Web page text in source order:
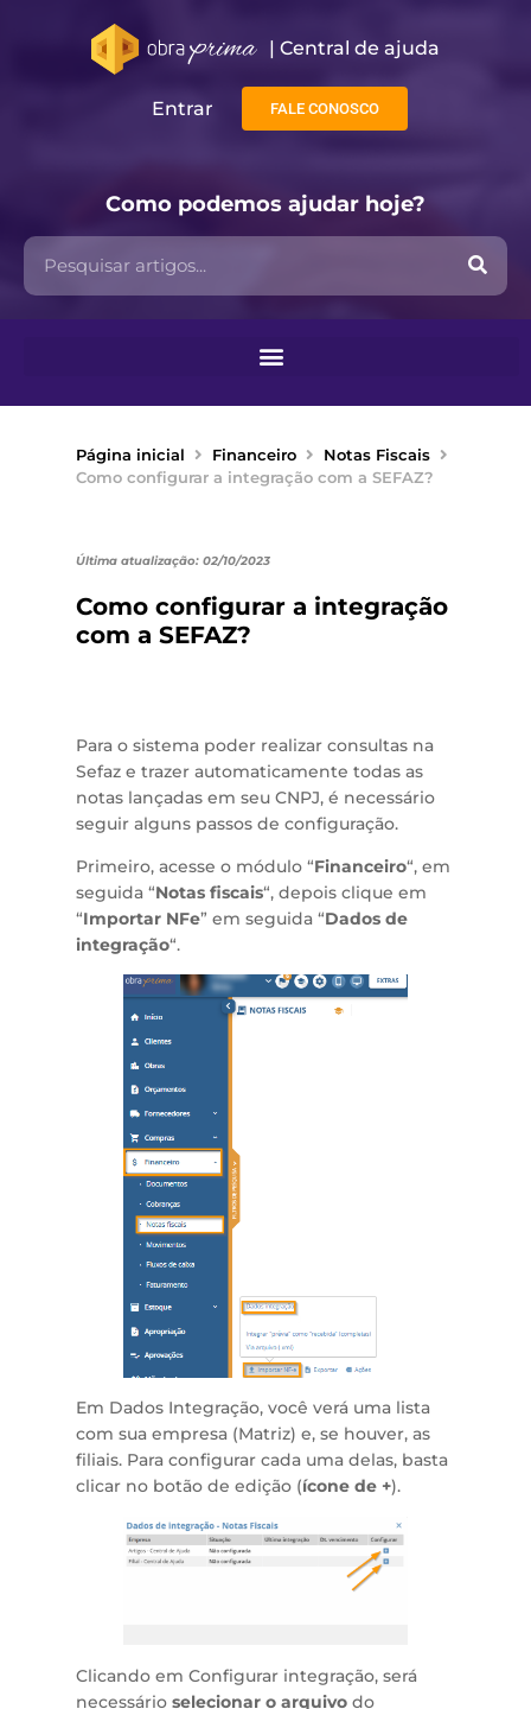
| Central de ajuda​
Entrar FALE CONOSCO
Como podemos ajudar hoje?
Página inicial Financeiro
Notas Fiscais
Como configurar a integração com a SEFAZ?
Última atualização: 02/10/2023
Como configurar a integração
com a SEFAZ?
Para o sistema poder realizar consultas na
Sefaz e trazer automaticamente todas as
notas lançadas em seu CNPJ, é necessário
seguir alguns passos de configuração.
Primeiro, acesse o módulo “Financeiro“, em
seguida “Notas fiscais“, depois clique em
“Importar NFe” em seguida “Dados de
integração“.
Em Dados Integração, você verá uma lista
com sua empresa (Matriz) e, se houver, as
filiais. Para configurar cada uma delas, basta
clicar no botão de edição (ícone de +).
Clicando em Configurar integração, será
necessário selecionar o arquivo do